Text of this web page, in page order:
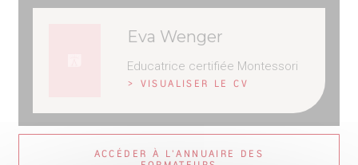
Eva Wenger
Educatrice certifiée Montessori
> VISUALISER LE CV
ACCÉDER À L'ANNUAIRE DES